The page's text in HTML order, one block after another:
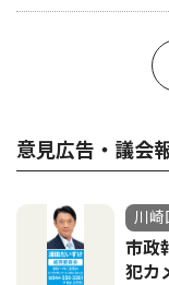
意見広告・議会
川崎
市政
犯カ